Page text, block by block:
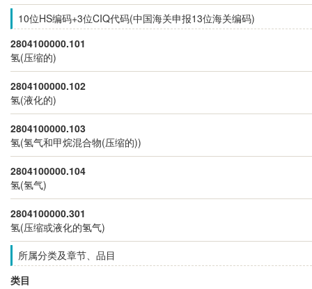
10位HS编码+3位CIQ代码(中国海关申报13位海关编码)
2804100000.101
氢(压缩的)
2804100000.102
氢(液化的)
2804100000.103
氢(氢气和甲烷混合物(压缩的))
2804100000.104
氢(氢气)
2804100000.301
氢(压缩或液化的氢气)
所属分类及章节、品目
类目